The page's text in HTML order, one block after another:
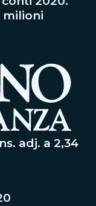
milioni
adj. a 2,34